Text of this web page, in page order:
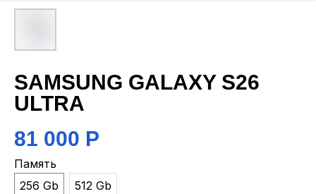
SAMSUNG GALAXY S26
ULTRA
81 000 Р
Память
256 Gb
512 Gb